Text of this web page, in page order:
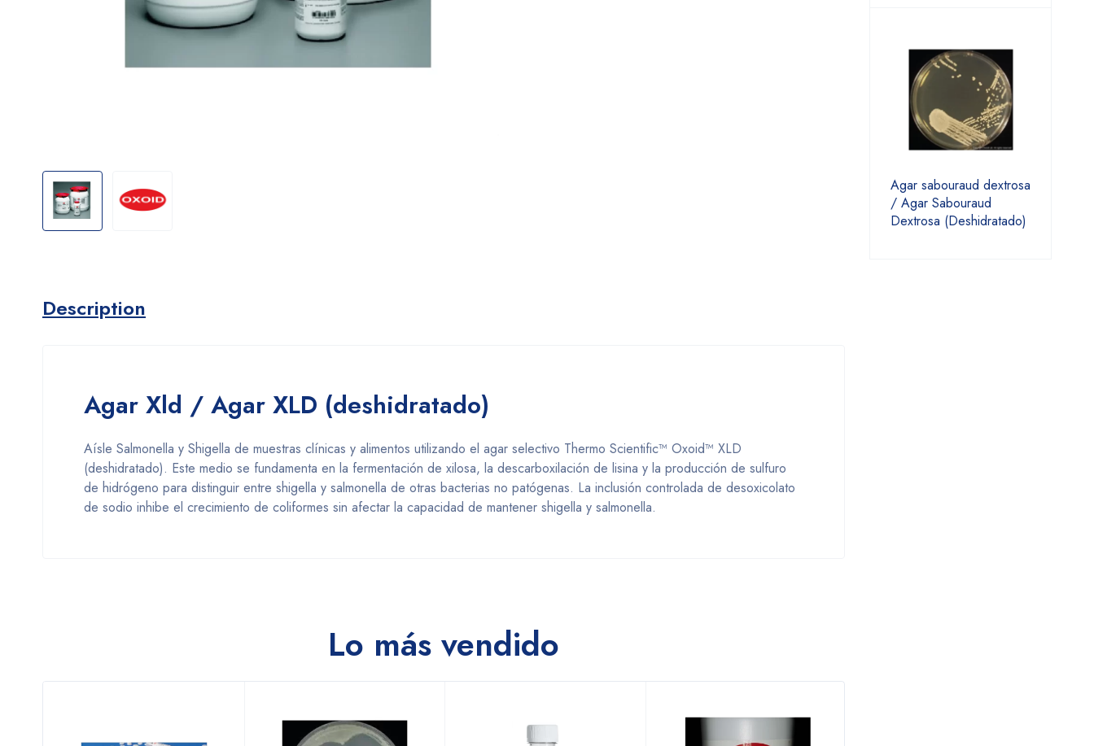
Description
Agar Xld / Agar XLD (deshidratado)
Aísle Salmonella y Shigella de muestras clínicas y alimentos utilizando el agar selectivo Thermo Scientific™ Oxoid™ XLD
(deshidratado). Este medio se fundamenta en la fermentación de xilosa, la descarboxilación de lisina y la producción de sulfuro
de hidrógeno para distinguir entre shigella y salmonella de otras bacterias no patógenas. La inclusión controlada de desoxicolato
de sodio inhibe el crecimiento de coliformes sin afectar la capacidad de mantener shigella y salmonella.
Lo más vendido
Agar sabouraud dextrosa
/ Agar Sabouraud
Dextrosa (Deshidratado)